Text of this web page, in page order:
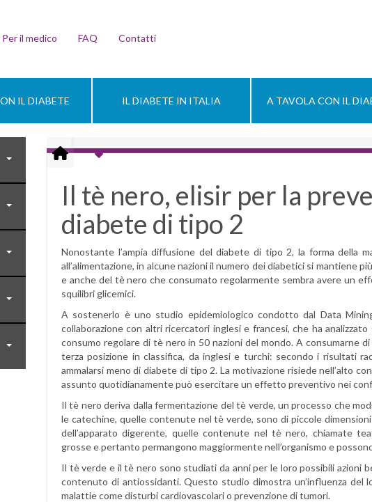
Per il medico FAQ Contatti
IL DIABETE IL DIABETE IN ITALIA A TAVOLA CON IL
Il tè nero, elisir per la
diabete di tipo 2
Nonostante l’ampia diffusione del diabete di tipo 2, la forma della
all’alimentazione, in alcune nazioni il numero dei diabetici si mantiene
e anche del tè nero che consumato regolarmente sembra avere un
squilibri glicemici.
A sostenerlo è uno studio epidemiologico condotto dal Data
collaborazione con altri ricercatori inglesi e francesi, che ha
consumo regolare di tè nero in 50 nazioni del mondo. A consumarne
terza posizione in classifica, da inglesi e turchi: secondo i risultati
ammalarsi meno di diabete di tipo 2. La motivazione risiede nell’alto
assunto quotidianamente può esercitare un effetto preventivo nei
Il tè nero deriva dalla fermentazione del tè verde, un processo che
le catechine, quelle contenute nel tè verde, sono di piccole
dell’apparato digerente, quelle contenute nel tè nero, chiamate
grosse e pertanto permangono maggiormente nell’organismo e
Il tè verde e il tè nero sono studiati da anni per le loro possibili azioni
contenuto di antiossidanti. Questo studio dimostra un’influenza del
malattie come disturbi cardiovascolari o prevenzione di tumori.